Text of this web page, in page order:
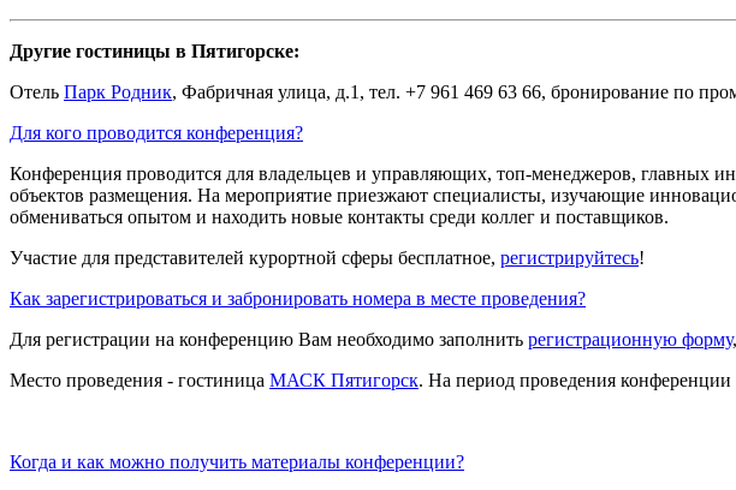
Другие гостиницы в Пятигорске:
Отель Парк Родник, Фабричная улица, д.1, тел. +7 961 469 63 66, бронирование по
Для кого проводится конференция?
Конференция проводится для владельцев и управляющих, топ-менеджеров, главных
объектов размещения. На мероприятие приезжают специалисты, изучающие
обмениваться опытом и находить новые контакты среди коллег и поставщиков.
Участие для представителей курортной сферы бесплатное, регистрируйтесь!
Как зарегистрироваться и забронировать номера в месте проведения?
Для регистрации на конференцию Вам необходимо заполнить регистрационную форму
Место проведения - гостиница МАСК Пятигорск. На период проведения конференции
Когда и как можно получить материалы конференции?